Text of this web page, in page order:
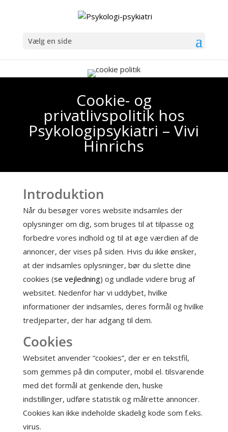
Vælg en side
Cookie- og
privatlivspolitik hos
Psykologipsykiatri – Vivi
Hinrichs
Introduktion
Når du besøger vores website indsamles der
oplysninger om dig, som bruges til at tilpasse og
forbedre vores indhold og til at øge værdien af de
annoncer, der vises på siden. Hvis du ikke ønsker,
at der indsamles oplysninger, bør du slette dine
cookies (se vejledning) og undlade videre brug af
websitet. Nedenfor har vi uddybet, hvilke
informationer der indsamles, deres formål og hvilke
tredjeparter, der har adgang til dem.
Cookies
Websitet anvender “cookies”, der er en tekstfil,
som gemmes på din computer, mobil el. tilsvarende
med det formål at genkende den, huske
indstillinger, udføre statistik og målrette annoncer.
Cookies kan ikke indeholde skadelig kode som f.eks.
virus.